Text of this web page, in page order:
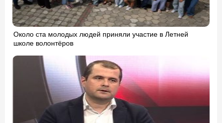
Около ста молодых людей приняли участие в Летней
школе волонтёров